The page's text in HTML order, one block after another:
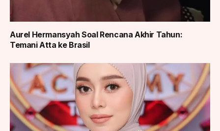
Aurel Hermansyah Soal Rencana Akhir Tahun:
Temani Atta ke Brasil